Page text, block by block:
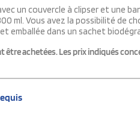
un couvercle à clipser et une
ml. Vous avez la possibilité de
emballée dans un sachet
être achetées. Les prix indiqués